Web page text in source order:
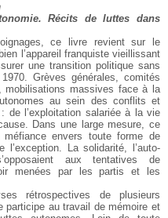
Récits de luttes dans
ce livre revient sur le
l’appareil franquiste vieillissant
une transition politique sans
Grèves générales, comités
mobilisations massives face à la
ausein des conflits et
de l’exploitation salariée à la vie
Dans une large mesure, ce
méfiance envers toute forme de
l’exception. Lasolidarité, l’auto-
aux tentatives de
menées par les partis et les
rétrospectives de plusieurs
participe au travail de mémoire et